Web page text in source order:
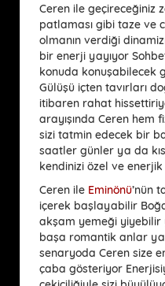
Ceren ile geçireceğiniz
patlaması gibi taze ve
olmanın verdiği
bir enerji yayıyor
konuda konuşabilecek
Gülüşü içten tavırları
itibaren rahat
arayışında Ceren hem
sizi tatmin edecek bir
saatler günler ya da
kendinizi özel ve
Ceren ile Eminönü’nün
içerek başlayabilir
akşam yemeği
başa romantik anlar
senaryoda Ceren size
çaba gösteriyor